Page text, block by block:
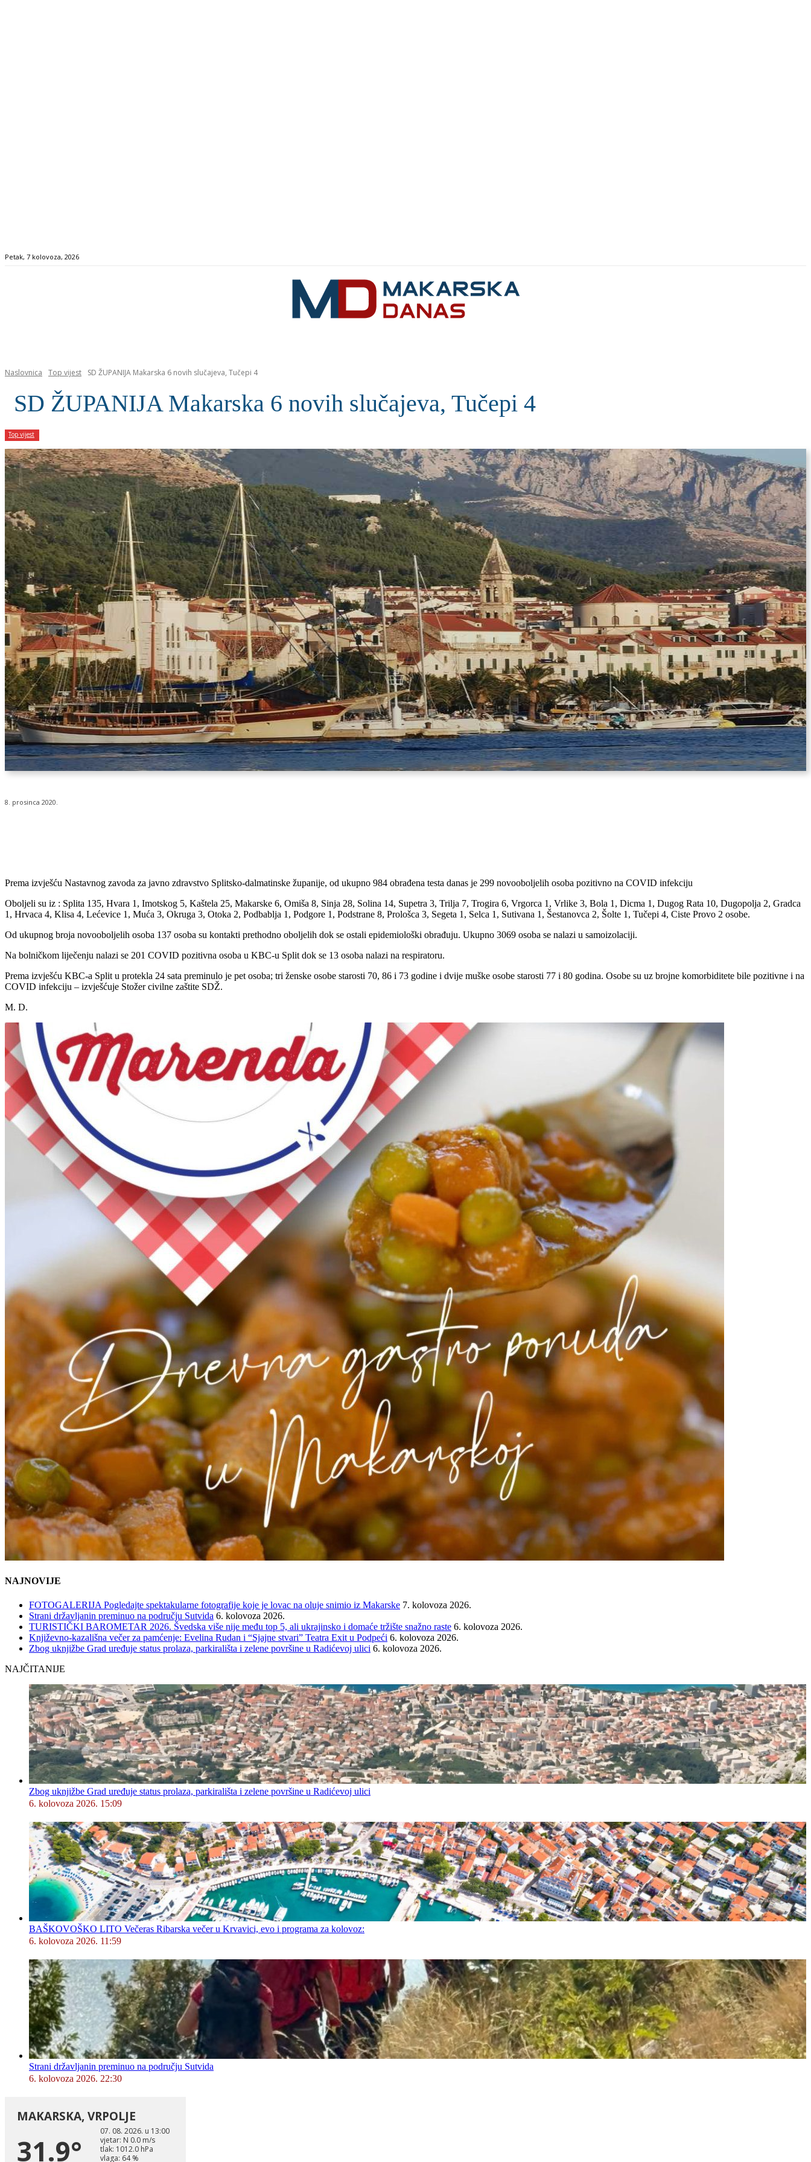
Petak, 7 kolovoza, 2026
Naslovnica Top vijest SD ŽUPANIJA Makarska 6 novih slučajeva, Tučepi 4
SD ŽUPANIJA Makarska 6 novih slučajeva, Tučepi 4
Top vijest
8. prosinca 2020.
Prema izvješću Nastavnog zavoda za javno zdravstvo Splitsko-dalmatinske županije, od ukupno 984 obrađena testa danas je 299 novooboljelih osoba pozitivno na COVID infekciju
Oboljeli su iz : Splita 135, Hvara 1, Imotskog 5, Kaštela 25, Makarske 6, Omiša 8, Sinja 28, Solina 14, Supetra 3, Trilja 7, Trogira 6, Vrgorca 1, Vrlike 3, Bola 1, Dicma 1, Dugog Rata 10, Dugopolja 2, Gradca
1, Hrvaca 4, Klisa 4, Lećevice 1, Muća 3, Okruga 3, Otoka 2, Podbablja 1, Podgore 1, Podstrane 8, Prološca 3, Segeta 1, Selca 1, Sutivana 1, Šestanovca 2, Šolte 1, Tučepi 4, Ciste Provo 2 osobe.
Od ukupnog broja novooboljelih osoba 137 osoba su kontakti prethodno oboljelih dok se ostali epidemiološki obrađuju. Ukupno 3069 osoba se nalazi u samoizolaciji.
Na bolničkom liječenju nalazi se 201 COVID pozitivna osoba u KBC-u Split dok se 13 osoba nalazi na respiratoru.
Prema izvješću KBC-a Split u protekla 24 sata preminulo je pet osoba; tri ženske osobe starosti 70, 86 i 73 godine i dvije muške osobe starosti 77 i 80 godina. Osobe su uz brojne komorbiditete bile pozitivne i na
COVID infekciju – izvješćuje Stožer civilne zaštite SDŽ.
M. D.
NAJNOVIJE
FOTOGALERIJA Pogledajte spektakularne fotografije koje je lovac na oluje snimio iz Makarske 7. kolovoza 2026.
Strani državljanin preminuo na području Sutvida 6. kolovoza 2026.
TURISTIČKI BAROMETAR 2026. Švedska više nije među top 5, ali ukrajinsko i domaće tržište snažno raste 6. kolovoza 2026.
Književno-kazališna večer za pamćenje: Evelina Rudan i “Sjajne stvari” Teatra Exit u Podpeći 6. kolovoza 2026.
Zbog uknjižbe Grad uređuje status prolaza, parkirališta i zelene površine u Radićevoj ulici 6. kolovoza 2026.
NAJČITANIJE
Zbog uknjižbe Grad uređuje status prolaza, parkirališta i zelene površine u Radićevoj ulici
6. kolovoza 2026. 15:09
BAŠKOVOŠKO LITO Večeras Ribarska večer u Krvavici, evo i programa za kolovoz:
6. kolovoza 2026. 11:59
Strani državljanin preminuo na području Sutvida
6. kolovoza 2026. 22:30